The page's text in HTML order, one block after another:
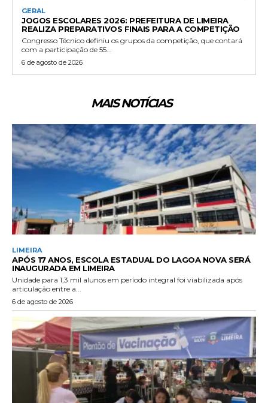
GERAL
JOGOS ESCOLARES 2026: PREFEITURA DE LIMEIRA
REALIZA PREPARATIVOS FINAIS PARA A COMPETIÇÃO
Congresso Técnico definiu os grupos da competição, que contará
com a participação de 55...
6 de agosto de 2026
MAIS NOTÍCIAS
LIMEIRA
APÓS 17 ANOS, ESCOLA ESTADUAL DO LAGOA NOVA SERÁ
INAUGURADA EM LIMEIRA
Unidade para 1,3 mil alunos em período integral foi viabilizada após
articulação entre a...
6 de agosto de 2026